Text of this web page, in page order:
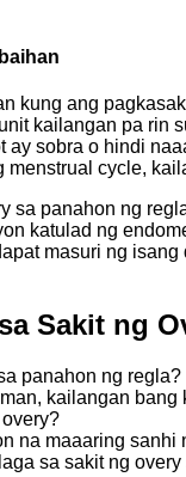
kung ang
kailangan pa rin
ay sobra o hindi
cycle,
sa panahon ng
katulad ng
masuri ng
Sakit ng
panahon ng regla?
kailangan
na maaaring sanhi
sa sakit ng